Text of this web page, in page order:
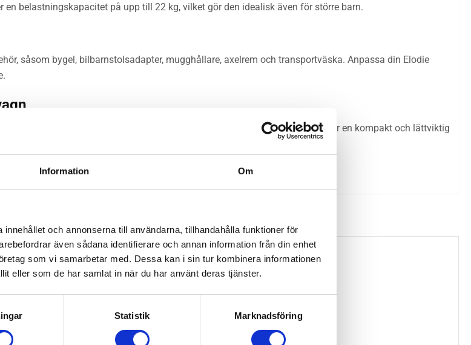
Information Om
och annonserna till användarna, tillhandahålla funktioner för
även sådana identifierare och annan information från din enhet
som vi samarbetar med. Dessa kan i sin tur kombinera informationen
eller som de har samlat in när du har använt deras tjänster.
Statistik Marknadsföring
en belastningskapacitet på upp till 22 kg, vilket gör den idealisk även för större barn.
såsom bygel, bilbarnstolsadapter, mugghållare, axelrem och transportväska. Anpassa din Elodie
funktion och komfort. Den är idealisk för föräldrar som reser ofta eller behöver en kompakt och lättviktig
design är MONDO Stroller det självklara valet för aktiva föräldrar.